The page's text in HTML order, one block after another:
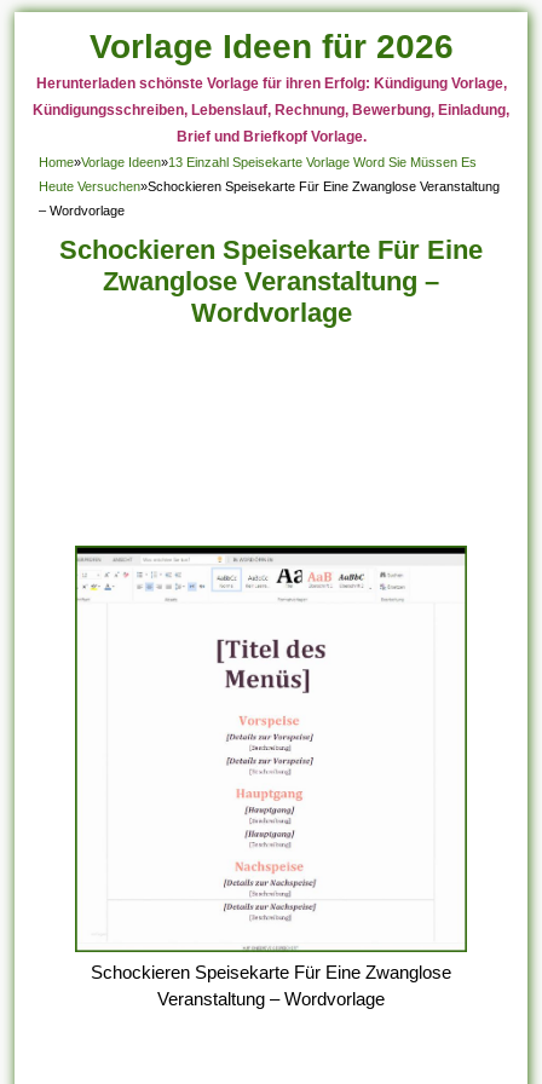
Vorlage Ideen für 2026
Herunterladen schönste Vorlage für ihren Erfolg: Kündigung Vorlage,
Kündigungsschreiben, Lebenslauf, Rechnung, Bewerbung, Einladung,
Brief und Briefkopf Vorlage.
Home»Vorlage Ideen»13 Einzahl Speisekarte Vorlage Word Sie Müssen Es
Heute Versuchen»Schockieren Speisekarte Für Eine Zwanglose Veranstaltung
– Wordvorlage
Schockieren Speisekarte Für Eine
Zwanglose Veranstaltung –
Wordvorlage
Schockieren Speisekarte Für Eine Zwanglose
Veranstaltung – Wordvorlage